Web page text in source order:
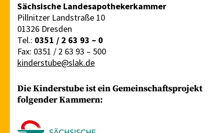
Sächsische Landesapothekerkammer
Pillnitzer Landstraße 10
01326 Dresden
Tel.: 0351 / 2 63 93 – 0
Fax: 0351 / 2 63 93 – 500
kinderstube@slak.de
Die Kinderstube ist ein Gemeinschaftsprojekt
folgender Kammern: